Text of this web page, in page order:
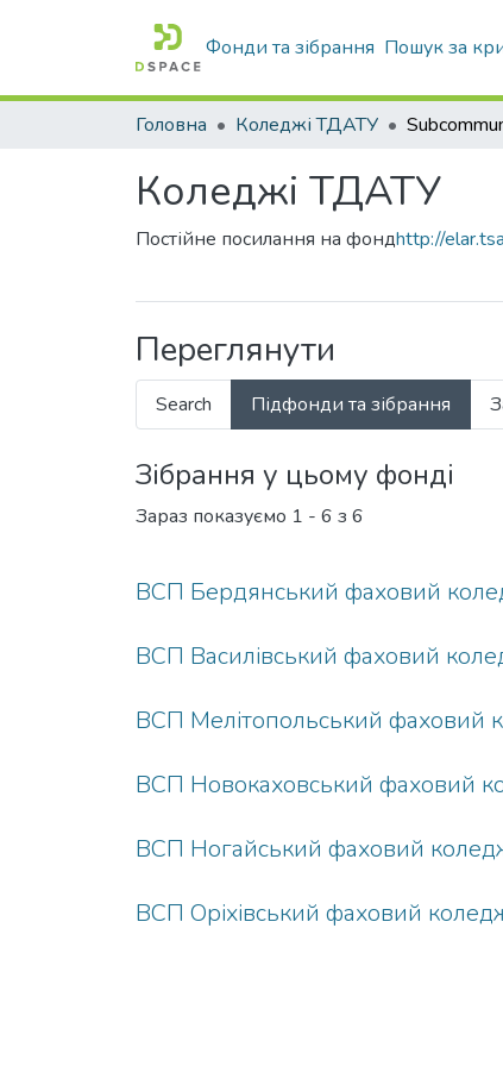
Фонди та зібрання Пошук за
Головна Коледжі ТДАТУ
Коледжі ТДАТУ
Постійне посилання на фондhttp://
Переглянути
Search Підфонди та зібрання
Зібрання у цьому фонді
Зараз показуємо 1 - 6 з 6
ВСП Бердянський фаховий
ВСП Василівський фаховий
ВСП Мелітопольський фаховий
ВСП Новокаховський фаховий
ВСП Ногайський фаховий
ВСП Оріхівський фаховий